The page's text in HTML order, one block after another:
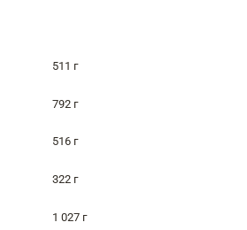
511 г
792 г
516 г
322 г
1 027 г